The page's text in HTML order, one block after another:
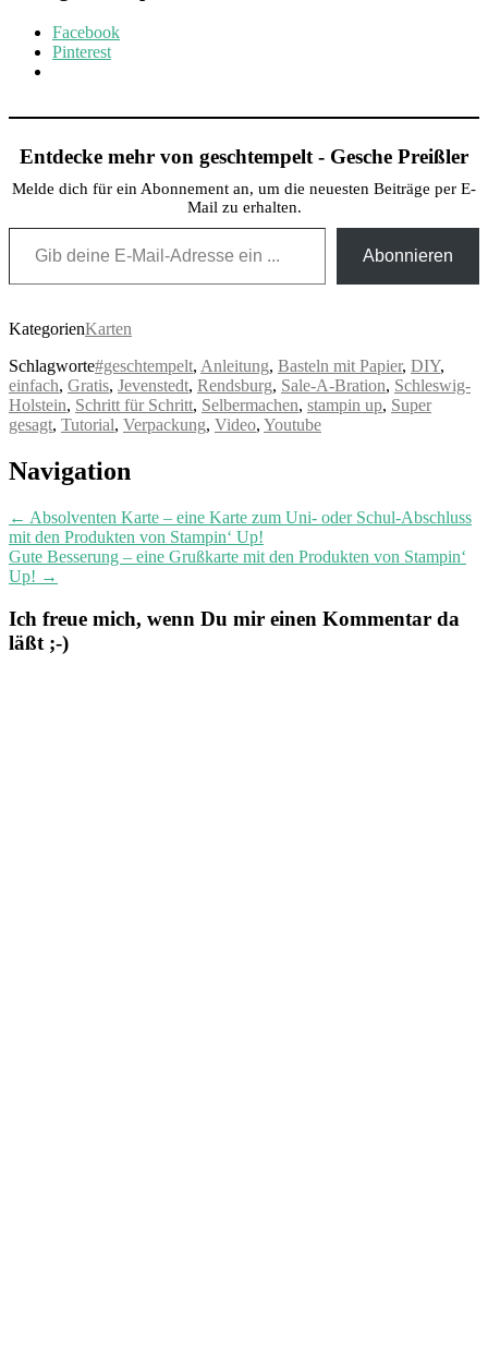
Facebook
Pinterest
Entdecke mehr von geschtempelt - Gesche Preißler
Melde dich für ein Abonnement an, um die neuesten Beiträge per E-
Mail zu erhalten.
Gib deine E-Mail-Adresse ein ...
Abonnieren
KategorienKarten
Schlagworte#geschtempelt, Anleitung, Basteln mit Papier, DIY,
einfach, Gratis, Jevenstedt, Rendsburg, Sale-A-Bration, Schleswig-
Holstein, Schritt für Schritt, Selbermachen, stampin up, Super
gesagt, Tutorial, Verpackung, Video, Youtube
Post
Navigation
← Absolventen Karte – eine Karte zum Uni- oder Schul-Abschluss
mit den Produkten von Stampin‘ Up!
Gute Besserung – eine Grußkarte mit den Produkten von Stampin‘
Up! →
Ich freue mich, wenn Du mir einen Kommentar da
läßt ;-)